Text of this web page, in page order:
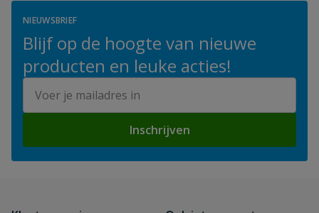
NIEUWSBRIEF
Blijf op de hoogte van nieuwe
producten en leuke acties!
Inschrijven